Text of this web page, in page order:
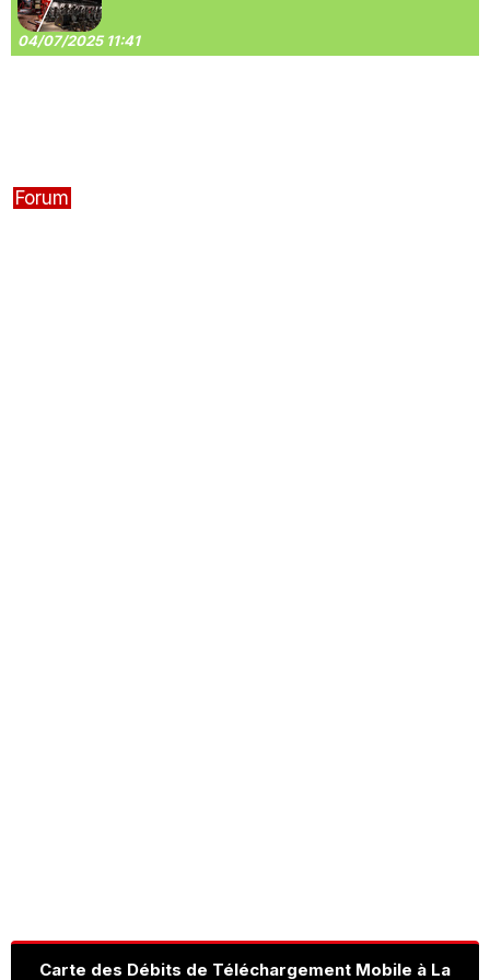
04/07/2025 11:41
Forum
Carte des Débits de Téléchargement Mobile à La